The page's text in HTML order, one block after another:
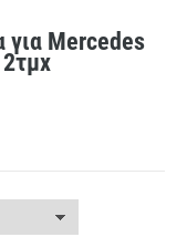
για Mercedes